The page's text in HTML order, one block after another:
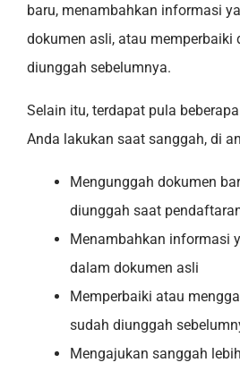
baru, menambahkan informasi
dokumen asli, atau memperbaiki
diunggah sebelumnya.
Selain itu, terdapat pula
Anda lakukan saat sanggah, di
Mengunggah dokumen
diunggah saat
Menambahkan informasi
dalam dokumen asli
Memperbaiki atau
sudah diunggah
Mengajukan sanggah